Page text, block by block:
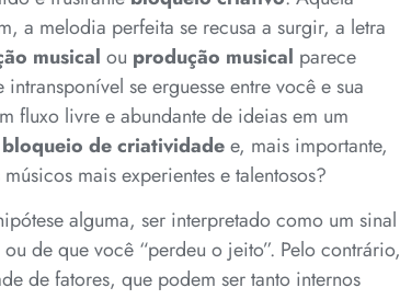
a melodia perfeita se recusa a surgir, a letra
musical ou produção musical parece
se erguesse entre você e sua
fluxo livre e abundante de ideias em um
bloqueio de criatividadee, mais importante,
mais experientes e talentosos?
alguma, ser interpretado como um sinal
de que você “perdeu o jeito”. Pelo contrário,
de fatores, que podem ser tanto internos